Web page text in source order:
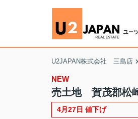
U2JAPAN株式会社 三島店
NEW
売土地 賀茂郡松
4月27日 値下げ